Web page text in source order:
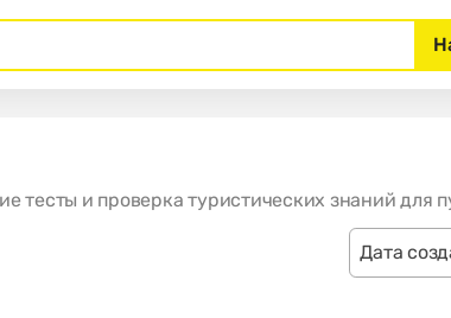
тесты и проверка туристических знаний для
Дата